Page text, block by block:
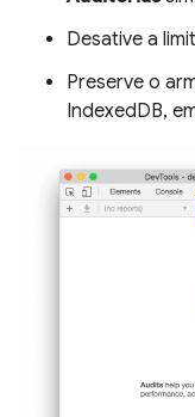
Desative a
Preserve o
IndexedDB,